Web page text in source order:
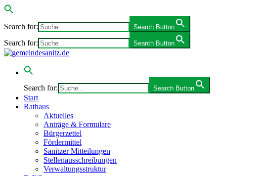
Search for: Search Button
Search for: Search Button
Search for: Search Button
Start
Rathaus
Aktuelles
Anträge & Formulare
Bürgerzettel
Fördermittel
Sanitzer Mitteilungen
Stellenausschreibungen
Verwaltungsstruktur